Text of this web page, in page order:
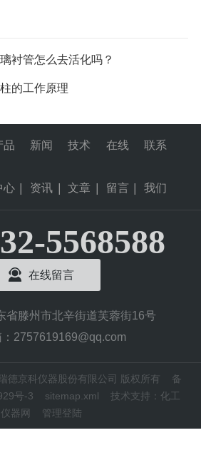
衬管怎么去活化吗？
的工作原理
品
心
新闻
资讯
技术
文章
在线
留言
联系
我们
5568588
在线留言
省滕州市北辛街道芙蓉街16号
2757619169@qq.com
德京科仪器股份有限公司 版权所有 备
号-3
sitemap.xml 技术支持： 化工
仪器网
管理登陆